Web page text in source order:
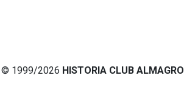
© 1999/2026 HISTORIA CLUB ALMAGRO